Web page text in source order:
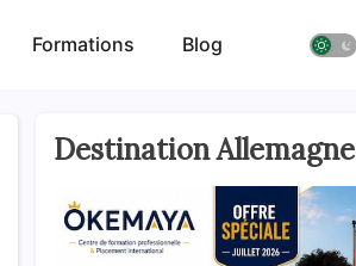
Formations Blog
Destination Allemagne